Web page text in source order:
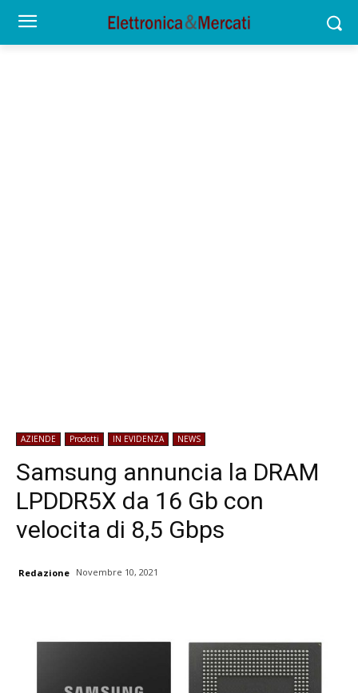
AZIENDE Prodotti IN EVIDENZA NEWS
Samsung annuncia la DRAM
LPDDR5X da 16 Gb con
velocita di 8,5 Gbps
Redazione Novembre 10, 2021